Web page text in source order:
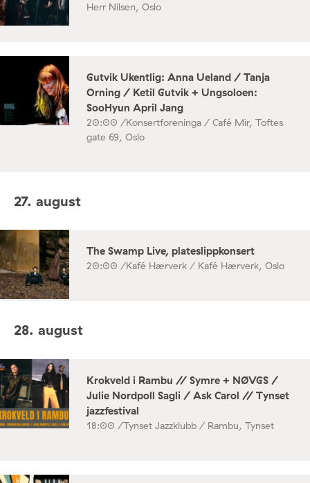
Herr Nilsen, Oslo
Gutvik Ukentlig: Anna Ueland / Tanja
Orning / Ketil Gutvik + Ungsoloen:
SooHyun April Jang
20:00 /Konsertforeninga / Café Mir, Toftes
gate 69, Oslo
27. august
The Swamp Live, plateslippkonsert
20:00 /Kafé Hærverk / Kafé Hærverk, Oslo
28. august
Krokveld i Rambu // Symre + NØVGS /
Julie Nordpoll Sagli / Ask Carol // Tynset
jazzfestival
18:00 /Tynset Jazzklubb / Rambu, Tynset